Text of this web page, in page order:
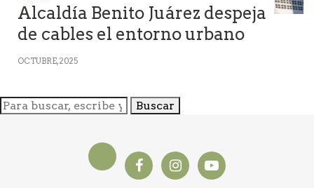
Alcaldía Benito Juárez despeja
de cables el entorno urbano
OCTUBRE, 2025
Buscar